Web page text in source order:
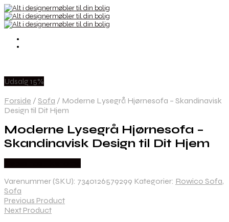
Udsalg 15%
Forside / Sofa / Moderne Lysegrå Hjørnesofa – Skandinavisk
Design til Dit Hjem
Moderne Lysegrå Hjørnesofa –
Skandinavisk Design til Dit Hjem
Varenummer (SKU): 7340126579299 Kategorier: Rowico Sofa,
Sofa
Previous Product
Next Product